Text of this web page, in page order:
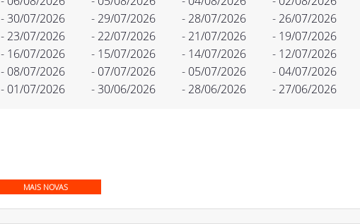
- 30/07/2026
- 29/07/2026 - 28/07/2026 - 26/07/2026
- 23/07/2026
- 22/07/2026 - 21/07/2026 - 19/07/2026
- 16/07/2026
- 15/07/2026 - 14/07/2026 - 12/07/2026
- 08/07/2026
- 07/07/2026 - 05/07/2026 - 04/07/2026
- 01/07/2026
- 30/06/2026 - 28/06/2026 - 27/06/2026
MAIS NOVAS